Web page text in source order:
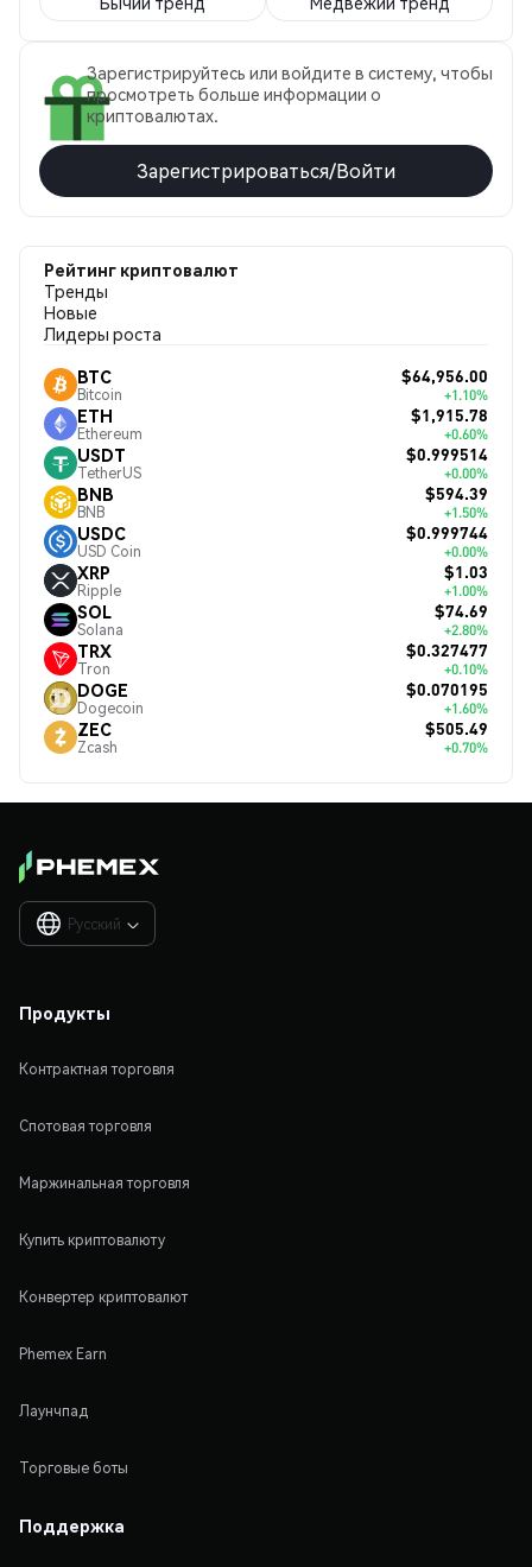
Зарегистрируйтесь или войдите в систему, чтобы
просмотреть больше информации о
криптовалютах.
Зарегистрироваться/Войти
Рейтинг криптовалют
Тренды
Новые
Лидеры роста
BTC
Bitcoin
$64,956.00
+1.10%
ETH
Ethereum
$1,915.78
+0.60%
USDT
TetherUS
$0.999514
+0.00%
BNB
BNB
$594.39
+1.50%
USDC
USD Coin
$0.999744
+0.00%
XRP
Ripple
$1.03
+1.00%
SOL
Solana
$74.69
+2.80%
TRX
Tron
$0.327477
+0.10%
DOGE
Dogecoin
$0.070195
+1.60%
ZEC
Zcash
$505.49
+0.70%
Русский 
Продукты
Контрактная торговля
Спотовая торговля
Маржинальная торговля
Купить криптовалюту
Конвертер криптовалют
Phemex Earn
Лаунчпад
Торговые боты
Поддержка